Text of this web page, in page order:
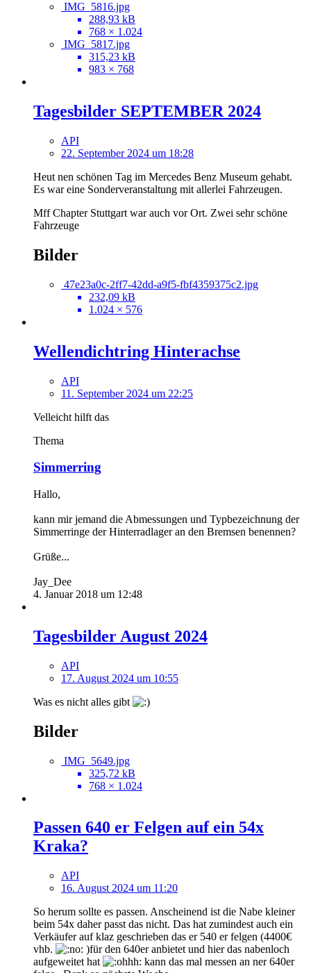
IMG_5816.jpg
288,93 kB
768 × 1.024
IMG_5817.jpg
315,23 kB
983 × 768
Tagesbilder SEPTEMBER 2024
API
22. September 2024 um 18:28
Heut nen schönen Tag im Mercedes Benz Museum gehabt.
Es war eine Sonderveranstaltung mit allerlei Fahrzeugen.
Mff Chapter Stuttgart war auch vor Ort. Zwei sehr schöne
Fahrzeuge
Bilder
47e23a0c-2ff7-42dd-a9f5-fbf4359375c2.jpg
232,09 kB
1.024 × 576
Wellendichtring Hinterachse
API
11. September 2024 um 22:25
Velleicht hilft das
Thema
Simmerring
Hallo,
kann mir jemand die Abmessungen und Typbezeichnung der
Simmerringe der Hinterradlager an den Bremsen benennen?
Grüße...
Jay_Dee
4. Januar 2018 um 12:48
Tagesbilder August 2024
API
17. August 2024 um 10:55
Was es nicht alles gibt
Bilder
IMG_5649.jpg
325,72 kB
768 × 1.024
Passen 640 er Felgen auf ein 54x
Kraka?
API
16. August 2024 um 11:20
So herum sollte es passen. Anscheinend ist die Nabe kleiner
beim 54x daher passt das nicht. Das hat zumindest auch ein
Verkäufer auf klaz geschrieben das er 540 er felgen (4400€
vhb.
)für den 640er anbietet und hier das nabenloch
aufgeweitet hat
kann das mal messen an ner 640er